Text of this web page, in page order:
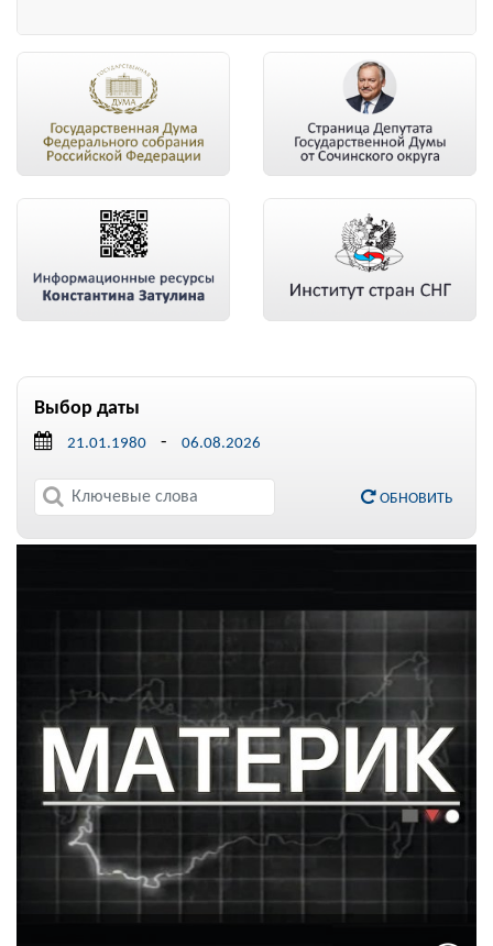
Выбор даты
-
ОБНОВИТЬ